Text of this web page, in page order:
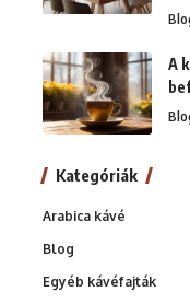
A
Kategóriák
Arabica kávé
Blog
Egyéb kávéfajták